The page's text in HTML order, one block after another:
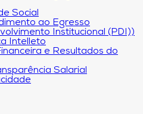
Social
ao Egresso
Institucional (PDI))
Intelleto
e Resultados do
Salarial